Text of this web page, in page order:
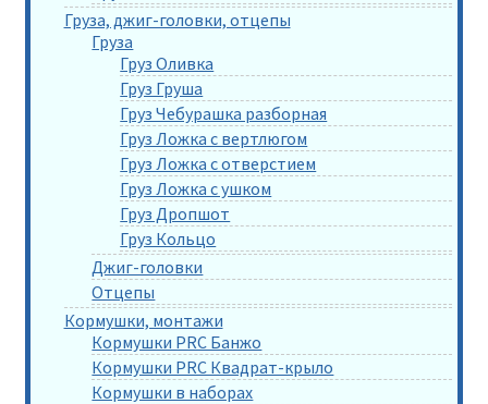
Груза, джиг-головки, отцепы
Груза
Груз Оливка
Груз Груша
Груз Чебурашка разборная
Груз Ложка с вертлюгом
Груз Ложка с отверстием
Груз Ложка с ушком
Груз Дропшот
Груз Кольцо
Джиг-головки
Отцепы
Кормушки, монтажи
Кормушки PRC Банжо
Кормушки PRC Квадрат-крыло
Кормушки в наборах